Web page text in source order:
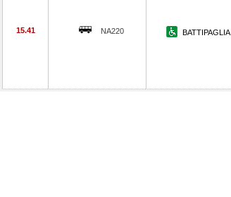
15.41 NA220 BATTIPAGLIA